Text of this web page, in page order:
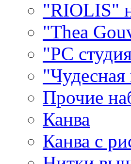
"RIOLIS"
"Thea
"РС
Прочие
Канва
Канва с